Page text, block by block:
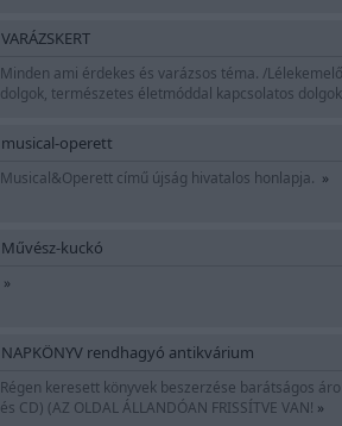
VARÁZSKERT
Minden ami érdekes és varázsos téma. /
dolgok, természetes életmóddal kapcsolatos
musical-operett
Musical&Operett című újság hivatalos honlapja. »
Művész-kuckó
»
NAPKÖNYV rendhagyó antikvárium
Régen keresett könyvek beszerzése barátságos
és CD) (AZ OLDAL ÁLLANDÓAN FRISSÍTVE VAN! »